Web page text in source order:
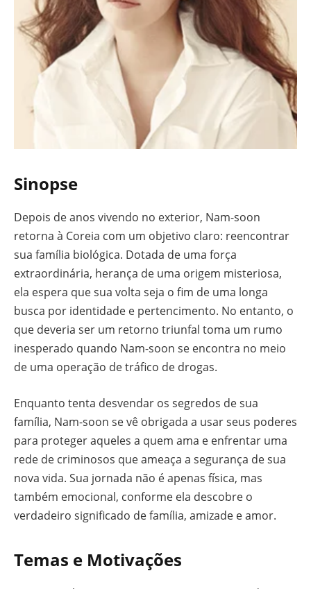
Sinopse
Depois de anos vivendo no exterior, Nam-soon
retorna à Coreia com um objetivo claro: reencontrar
sua família biológica. Dotada de uma força
extraordinária, herança de uma origem misteriosa,
ela espera que sua volta seja o fim de uma longa
busca por identidade e pertencimento. No entanto, o
que deveria ser um retorno triunfal toma um rumo
inesperado quando Nam-soon se encontra no meio
de uma operação de tráfico de drogas.
Enquanto tenta desvendar os segredos de sua
família, Nam-soon se vê obrigada a usar seus poderes
para proteger aqueles a quem ama e enfrentar uma
rede de criminosos que ameaça a segurança de sua
nova vida. Sua jornada não é apenas física, mas
também emocional, conforme ela descobre o
verdadeiro significado de família, amizade e amor.
Temas e Motivações